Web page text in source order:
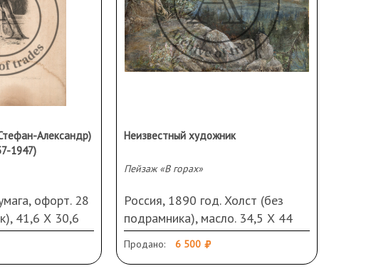
Александр)
1947)
офорт. 28
41,6 Х 30,6
и дата
Неизвестный художник
Пейзаж «В горах»
Россия, 1890 год. Холст (без
подрамника), масло. 34,5 Х 44
см. Неразборчивая подпись
(М.Мусина?) и дата справа внизу.
Продано: 6 500